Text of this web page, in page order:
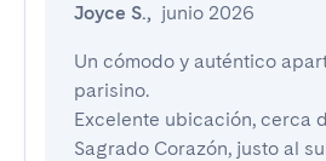
Joyce S., junio 2026
Un cómodo y auténtico
parisino.
Excelente ubicación, cerca
Sagrado Corazón, justo al